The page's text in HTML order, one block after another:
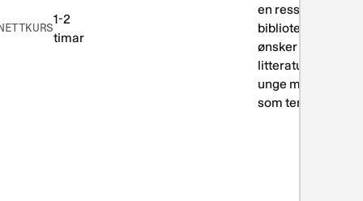
1-2
timar
en ressurs for
bibliotekarer som
ønsker å formidle
litteratur til barn
unge med
som tema.